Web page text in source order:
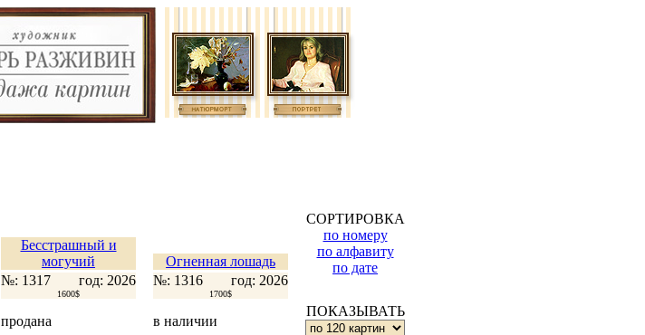
Бесстрашный и
могучий
№: 1317
год: 2026
1600$
продана
Огненная лошадь
№: 1316
год: 2026
1700$
в наличии
СОРТИРОВКА
по номеру
по алфавиту
по дате
ПОКАЗЫВАТЬ